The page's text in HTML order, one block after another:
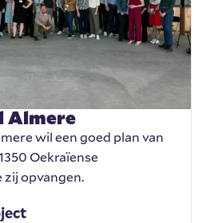
Almere
wil een goed plan van
Oekraïense
opvangen.